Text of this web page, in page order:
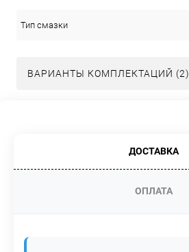
Тип смазки
ВАРИАНТЫ КОМПЛЕКТАЦИЙ (2)
ДОСТАВКА
ОПЛАТА